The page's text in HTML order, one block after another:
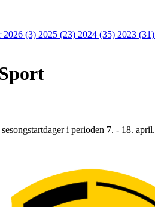
2026 (3) 2025 (23) 2024 (35) 2023 (31)
i perioden 7. - 18. april.